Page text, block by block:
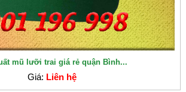
mũ lưỡi trai giá rẻ quận Bình...
Giá: Liên hệ